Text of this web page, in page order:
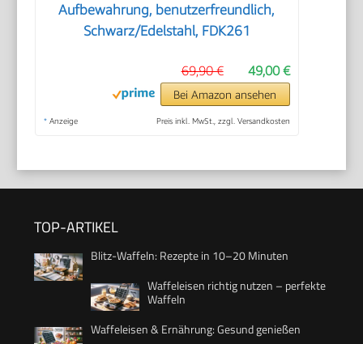
Aufbewahrung, benutzerfreundlich,
Schwarz/Edelstahl, FDK261
49,00 €
69,90 €
Bei Amazon ansehen
* Anzeige Preis inkl. MwSt., zzgl. Versandkosten
TOP-ARTIKEL
Blitz-Waffeln: Rezepte in 10–20 Minuten
Waffeleisen richtig nutzen – perfekte
Waffeln
Waffeleisen & Ernährung: Gesund genießen